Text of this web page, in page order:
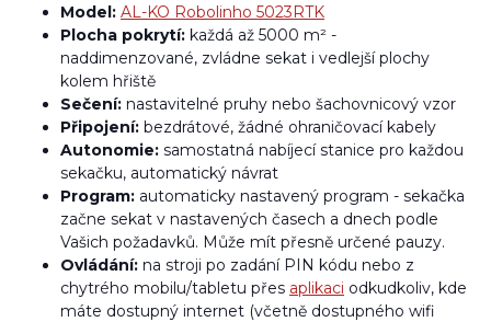
Model: AL-KO Robolinho 5023RTK
Plocha pokrytí: každá až 5000 m² -
naddimenzované, zvládne sekat i vedlejší plochy
kolem hřiště
Sečení: nastavitelné pruhy nebo šachovnicový vzor
Připojení: bezdrátové, žádné ohraničovací kabely
Autonomie: samostatná nabíjecí stanice pro každou
sekačku, automatický návrat
Program: automaticky nastavený program - sekačka
začne sekat v nastavených časech a dnech podle
Vašich požadavků. Může mít přesně určené pauzy.
Ovládání: na stroji po zadání PIN kódu nebo z
chytrého mobilu/tabletu přes aplikaci odkudkoliv, kde
máte dostupný internet (včetně dostupného wifi